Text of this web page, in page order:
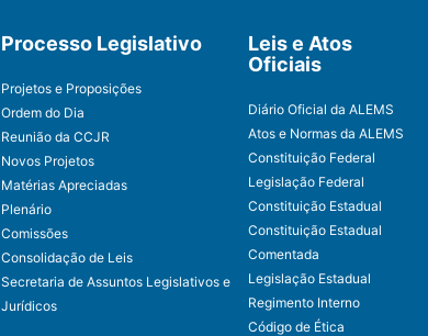
Processo Legislativo
Projetos e Proposições
Ordem do Dia
Reunião da CCJR
Novos Projetos
Matérias Apreciadas
Plenário
Comissões
Consolidação de Leis
Secretaria de Assuntos Legislativos e
Jurídicos
Leis e Atos
Oficiais
Diário Oficial da ALEMS
Atos e Normas da ALEMS
Constituição Federal
Legislação Federal
Constituição Estadual
Constituição Estadual
Comentada
Legislação Estadual
Regimento Interno
Código de Ética